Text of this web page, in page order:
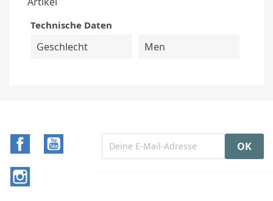
Technische Daten
Geschlecht Men
Facebook